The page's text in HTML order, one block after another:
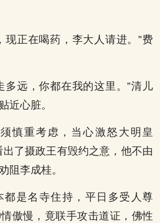
现正在喝药，李大人请进。”费
多远，你都在我的这里。”清儿
近心脏。
慎重考虑，当心激怒大明皇
出了摄政王有毁约之意，他不由
阻李成桂。
都是名寺住持，平日多受人尊
傲慢，竟联手攻击道证，佛性